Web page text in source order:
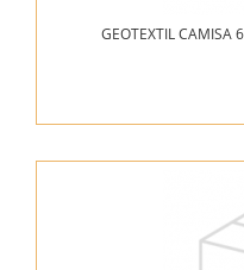
GEOTEXTIL CAMISA